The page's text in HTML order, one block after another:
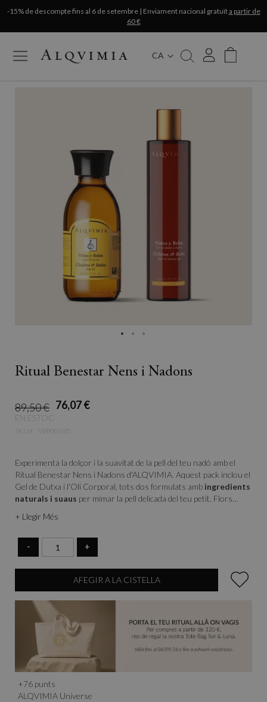
-15% de descompte fins al 6 de setembre | Enviament nacional gratuïta partir de
60 €
CA
My Cart
Ritual Benestar Nens i Nadons
76,07 €
89,50 €
EN ESTOC
Experimenta la dolçor i la suavitat de la pell del teu nadó amb el
Ritual Benestar Nens i Nadons d'ALQVIMIA. Aquest pack inclou el
Gel de Dutxa i l'Oli Corporal, tots dos formulats amb ingredients
naturals i suaus per mimar la pell delicada del teu petit. Flors
benestar i relaxació de manera natural. Un regal d'amor i cura per
eficaç.
+ Llegir Més
- +
AFEGIR A LA CISTELLA
+76 punts
ALQVIMIA Universe